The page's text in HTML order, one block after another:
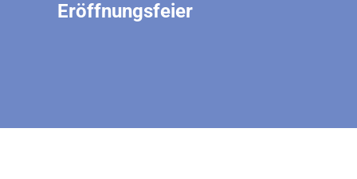
Eröffnungsfeier